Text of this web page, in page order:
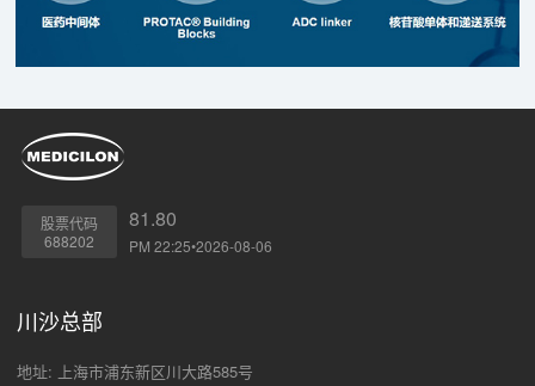
股票代码
688202
81.80
PM 22:25•2026-08-06
川沙总部
地址: 上海市浦东新区川大路585号